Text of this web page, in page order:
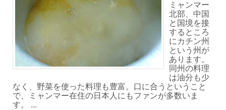
ミャンマー
北部、中国
と国境を接
するところ
にカチン州
という州が
あります。
同州の料理
は油分も少
なく、野菜を使った料理も豊富。口に合うということ
で、ミャンマー在住の日本人にもファンが多数いま
す。 ...